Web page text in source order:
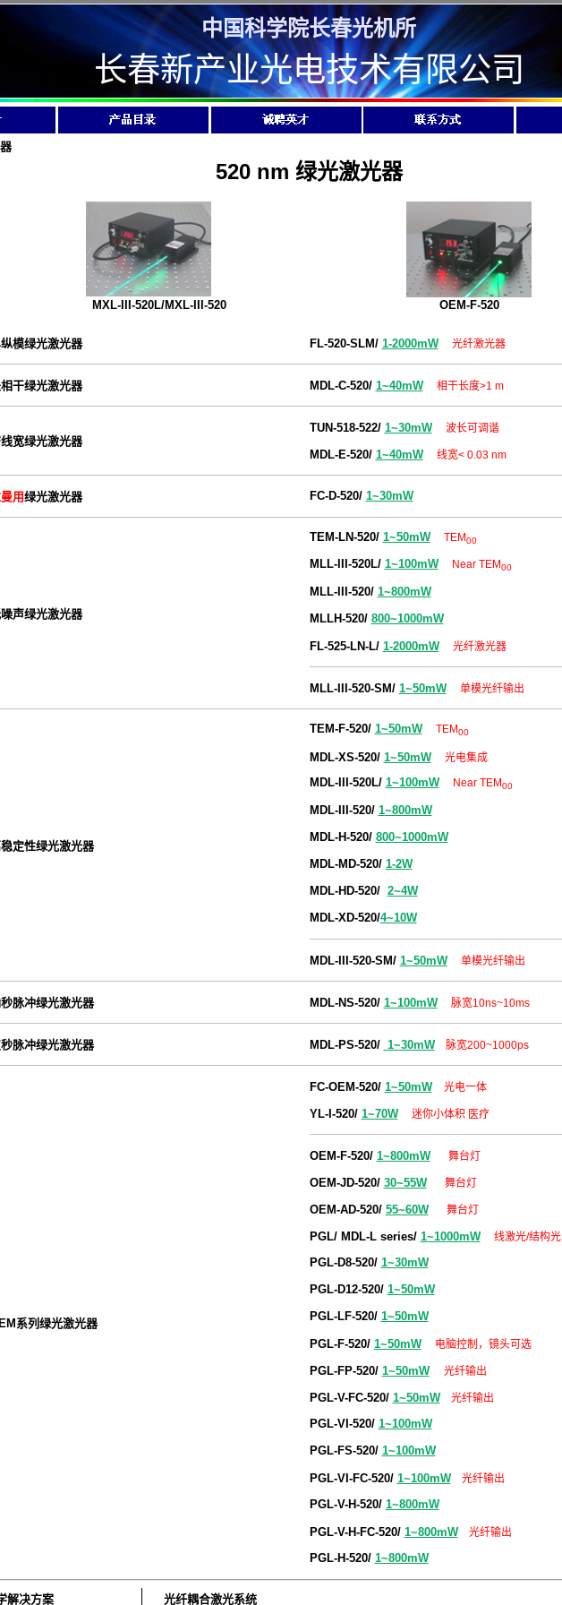
中国科学院长春光机所
长春新产业光电技术有限公司
520 nm 绿光激光器
MXL-III-520L/MXL-III-520 OEM-F-520
模绿光激光器 FL-520-SLM/ 1-2000mW光纤激光器
干绿光激光器 MDL-C-520/ 1~40mW 相干长度>1 m
宽绿光激光器
TUN-518-522/ 1~30mW 波长可调谐
MDL-E-520/ 1~40mW 线宽< 0.03 nm
用绿光激光器 FC-D-520/ 1~30mW
声绿光激光器
TEM-LN-520/ 1~50mW TEM00
MLL-III-520L/ 1~100mW Near TEM00
MLL-III-520/ 1~800mW
MLLH-520/ 800~1000mW
FL-525-LN-L/ 1-2000mW光纤激光器
MLL-III-520-SM/ 1~50mW 单模光纤输出
定性绿光激光器
TEM-F-520/ 1~50mW TEM00
MDL-XS-520/ 1~50mW 光电集成
MDL-III-520L/ 1~100mW Near TEM00
MDL-III-520/ 1~800mW
MDL-H-520/ 800~1000mW
MDL-MD-520/ 1-2W
MDL-HD-520/ 2~4W
MDL-XD-520/4~10W
MDL-III-520-SM/ 1~50mW 单模光纤输出
脉冲绿光激光器 MDL-NS-520/ 1~100mW 脉宽10ns~10ms
脉冲绿光激光器 MDL-PS-520/ 1~30mW 脉宽200~1000ps
系列绿光激光器
FC-OEM-520/ 1~50mW 光电一体
YL-I-520/ 1~70W 迷你小体积 医疗
OEM-F-520/ 1~800mW 舞台灯
OEM-JD-520/ 30~55W 舞台灯
OEM-AD-520/ 55~60W 舞台灯
PGL/ MDL-Lseries/ 1~1000mW 线激光/结构光
PGL-D8-520/ 1~30mW
PGL-D12-520/ 1~50mW
PGL-LF-520/ 1~50mW
PGL-F-520/ 1~50mW 电脑控制，镜头可选
PGL-FP-520/ 1~50mW 光纤输出
PGL-V-FC-520/ 1~50mW 光纤输出
PGL-VI-520/ 1~100mW
PGL-FS-520/ 1~100mW
PGL-VI-FC-520/ 1~100mW 光纤输出
PGL-V-H-520/ 1~800mW
PGL-V-H-FC-520/ 1~800mW 光纤输出
PGL-H-520/ 1~800mW
解决方案 光纤耦合激光系统